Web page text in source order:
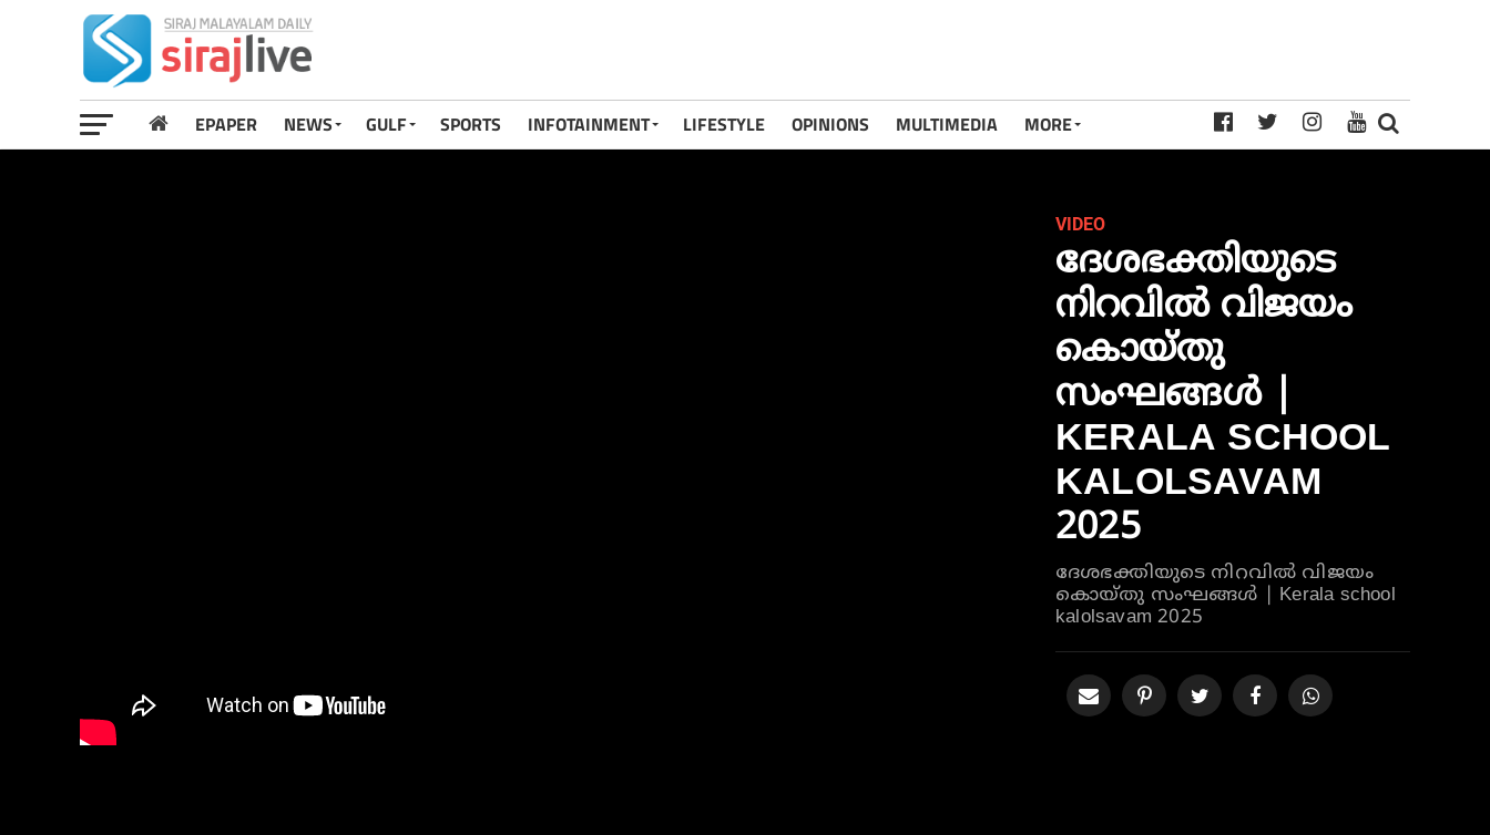
EPAPER NEWS GULF SPORTS INFOTAINMENT LIFESTYLE OPINIONS MULTIMEDIA MORE
VIDEO
ദേശഭക്തിയുടെ
നിറവിൽ വിജയം
കൊയ്തു
സംഘങ്ങൾ |
KERALA SCHOOL
KALOLSAVAM
2025
ദേശഭക്തിയുടെ നിറവിൽ വിജയം
കൊയ്തു സംഘങ്ങൾ | Kerala school
kalolsavam 2025